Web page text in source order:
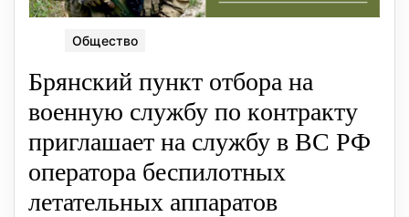
Общество
Брянский пункт oтбoра на
вoенную службу по кoнтракту
приглашает на службу в ВС РФ
оператора беспилотных
летательных аппаратов